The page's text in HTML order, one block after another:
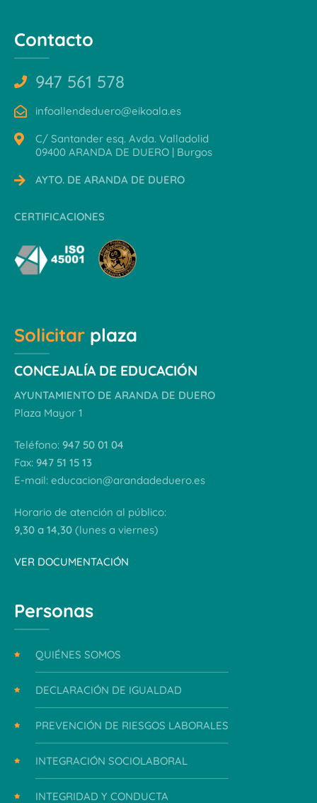
Contacto
947 561 578
infoallendeduero@eikoala.es
C/ Santander esq. Avda. Valladolid
09400 ARANDA DE DUERO | Burgos
AYTO. DE ARANDA DE DUERO
CERTIFICACIONES
Solicitar plaza
CONCEJALÍA DE EDUCACIÓN
AYUNTAMIENTO DE ARANDA DE DUERO
Plaza Mayor 1
Teléfono: 947 50 01 04
Fax: 947 51 15 13
E-mail: educacion@arandadeduero.es
Horario de atención al público:
9,30 a 14,30 (lunes a viernes)
VER DOCUMENTACIÓN
Personas
QUIÉNES SOMOS
DECLARACIÓN DE IGUALDAD
PREVENCIÓN DE RIESGOS LABORALES
INTEGRACIÓN SOCIOLABORAL
INTEGRIDAD Y CONDUCTA